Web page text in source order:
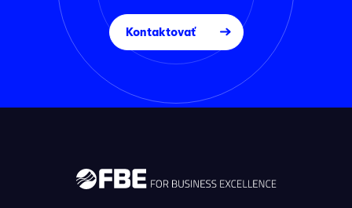
Kontaktovať